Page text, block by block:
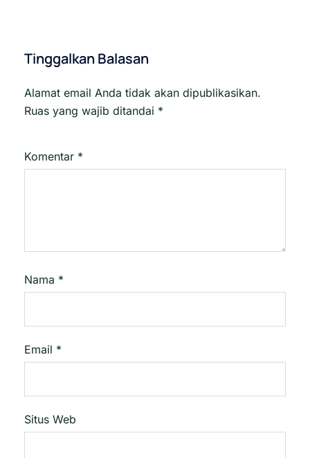
Tinggalkan Balasan
Alamat email Anda tidak akan dipublikasikan.
Ruas yang wajib ditandai *
Komentar *
Nama *
Email *
Situs Web